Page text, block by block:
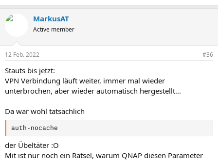
MarkusAT
Active member
12 Feb. 2022 #36
Stauts bis jetzt:
VPN Verbindung läuft weiter, immer mal wieder
unterbrochen, aber wieder automatisch hergestellt...
Da war wohl tatsächlich
auth-nocache
der Übeltäter :O
Mit ist nur noch ein Rätsel, warum QNAP diesen Parameter